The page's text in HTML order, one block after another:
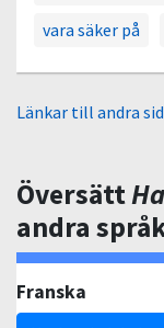
vara säker på
Länkar till andra
Översätt
andra
Franska